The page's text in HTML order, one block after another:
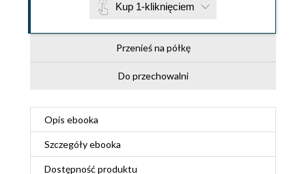
Kup 1-kliknięciem
Przenieś na półkę
Do przechowalni
Opis ebooka
Szczegółyebooka
Dostępność produktu